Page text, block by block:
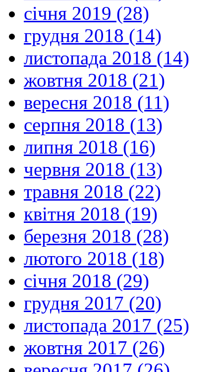
січня 2019 (28)
грудня 2018 (14)
листопада 2018 (14)
жовтня 2018 (21)
вересня 2018 (11)
серпня 2018 (13)
липня 2018 (16)
червня 2018 (13)
травня 2018 (22)
квітня 2018 (19)
березня 2018 (28)
лютого 2018 (18)
січня 2018 (29)
грудня 2017 (20)
листопада 2017 (25)
жовтня 2017 (26)